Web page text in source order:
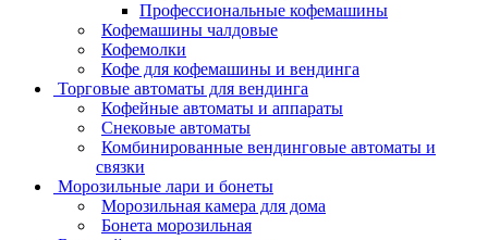
Профессиональные кофемашины
Кофемашины чалдовые
Кофемолки
Кофе для кофемашины и вендинга
Торговые автоматы для вендинга
Кофейные автоматы и аппараты
Снековые автоматы
Комбинированные вендинговые автоматы и
связки
Морозильные лари и бонеты
Морозильная камера для дома
Бонета морозильная